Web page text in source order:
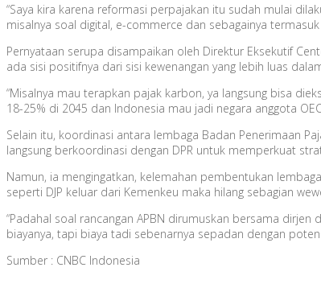
“Saya kira karena reformasi perpajakan itu sudah mulai
misalnya soal digital, e-commerce dan sebagainya
Pernyataan serupa disampaikan oleh Direktur Eksekutif
ada sisi positifnya dari sisi kewenangan yang lebih luas
“Misalnya mau terapkan pajak karbon, ya langsung bisa
18-25% di 2045 dan Indonesia mau jadi negara anggota
Selain itu, koordinasi antara lembaga Badan Penerimaan
langsung berkoordinasi dengan DPR untuk memperkuat
Namun, ia mengingatkan, kelemahan pembentukan
seperti DJP keluar dari Kemenkeu maka hilang sebagian
“Padahal soal rancangan APBN dirumuskan bersama
biayanya, tapi biaya tadi sebenarnya sepadan dengan
Sumber : CNBC Indonesia